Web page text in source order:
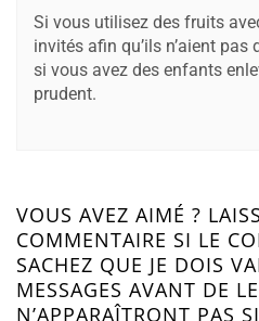
Si vous utilisez des fruits
invités afin qu’ils n’aient
si vous avez des enfants
prudent.
VOUS AVEZ AIMÉ ?
COMMENTAIRE SI LE
SACHEZ QUE JE DOIS
MESSAGES AVANT DE
N’APPARAÎTRONT PAS